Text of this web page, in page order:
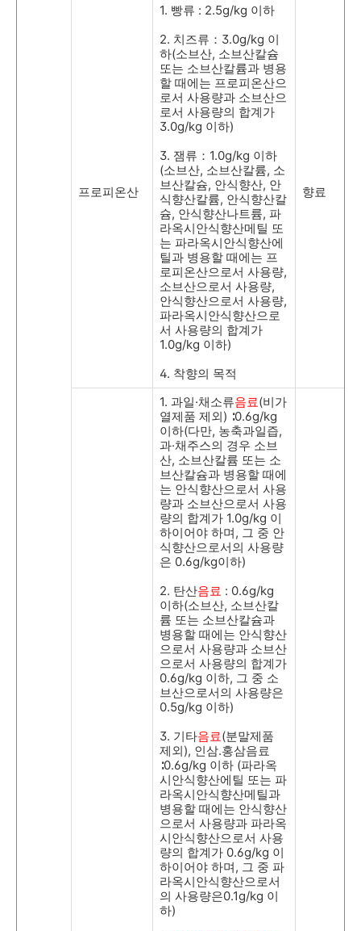
프로피온산
1. 빵류 : 2.5g/kg 이하
2. 치즈류： 3.0g/kg 이
하(소브산, 소브산칼슘
또는 소브산칼륨과 병용
할 때에는 프로피온산으
로서 사용량과 소브산으
로서 사용량의 합계가
3.0g/kg 이하)
3. 잼류： 1.0g/kg 이하
(소브산, 소브산칼륨, 소
브산칼슘, 안식향산, 안
식향산칼륨, 안식향산칼
슘, 안식향산나트륨, 파
라옥시안식향산메틸 또
는 파라옥시안식향산에
틸과 병용할 때에는 프
로피온산으로서 사용량,
소브산으로서 사용량,
안식향산으로서 사용량,
파라옥시안식향산으로
서 사용량의 합계가
1.0g/kg 이하)
4. 착향의 목적
향료
1. 과일·채소류음료(비가
열제품 제외) ∶0.6g/kg
이하(다만, 농축과일즙,
과·채주스의 경우 소브
산, 소브산칼륨 또는 소
브산칼슘과 병용할 때에
는 안식향산으로서 사용
량과 소브산으로서 사용
량의 합계가 1.0g/kg 이
하이어야 하며, 그 중 안
식향산으로서의 사용량
은 0.6g/kg이하)
2. 탄산음료 : 0.6g/kg
이하(소브산, 소브산칼
륨 또는 소브산칼슘과
병용할 때에는 안식향산
으로서 사용량과 소브산
으로서 사용량의 합계가
0.6g/kg 이하, 그 중 소
브산으로서의 사용량은
0.5g/kg 이하)
3. 기타음료(분말제품
제외), 인삼.홍삼음료
∶0.6g/kg 이하 (파라옥
시안식향산에틸 또는 파
라옥시안식향산메틸과
병용할 때에는 안식향산
으로서 사용량과 파라옥
시안식향산으로서 사용
량의 합계가 0.6g/kg 이
하이어야 하며, 그 중 파
라옥시안식향산으로서
의 사용량은0.1g/kg 이
하)